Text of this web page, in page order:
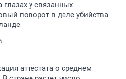
глазах у связанных
поворот в деле убийства
аттестата о среднем